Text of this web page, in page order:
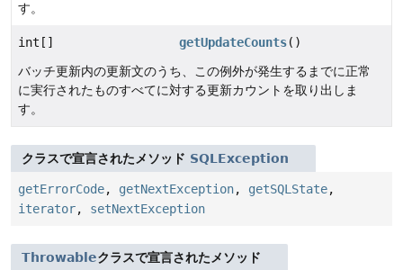
す。
int[] getUpdateCounts()
バッチ更新内の更新文のうち、この例外が発生するまでに正常
に実行されたものすべてに対する更新カウントを取り出しま
す。
クラスで宣言されたメソッド SQLException
getErrorCode, getNextException, getSQLState,
iterator, setNextException
Throwableクラスで宣言されたメソッド